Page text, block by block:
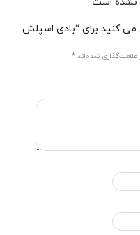
نشده است.
می کنید برای “بادی اسپلش
علامت‌گذاری شده‌اند *